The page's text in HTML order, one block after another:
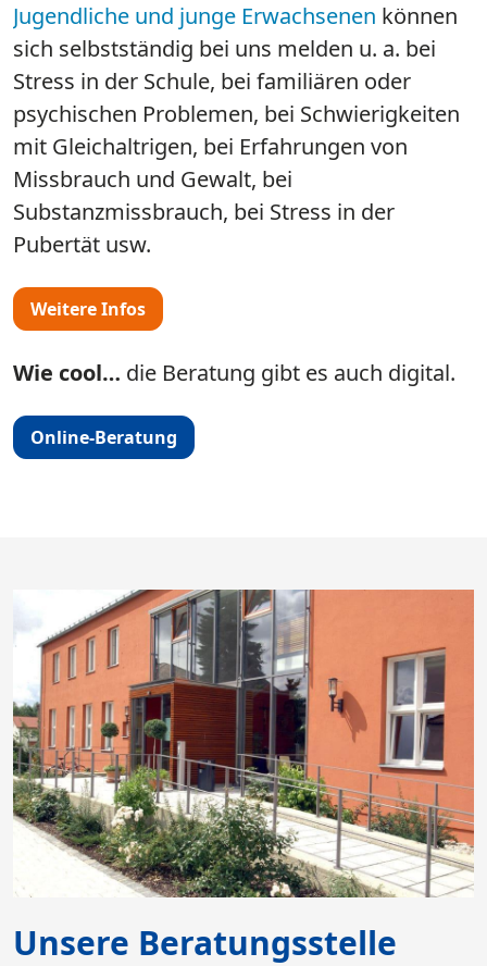
Jugendliche und junge Erwachsenen können
sich selbstständig bei uns melden u. a. bei
Stress in der Schule, bei familiären oder
psychischen Problemen, bei Schwierigkeiten
mit Gleichaltrigen, bei Erfahrungen von
Missbrauch und Gewalt, bei
Substanzmissbrauch​​​​​​​, bei Stress in der
Pubertät usw.
Weitere Infos
Wie cool… die Beratung gibt es auch digital.
Online-Beratung
Unsere Beratungsstelle